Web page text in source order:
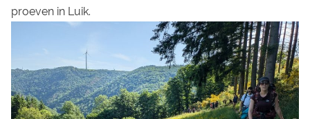
proeven in Luik.